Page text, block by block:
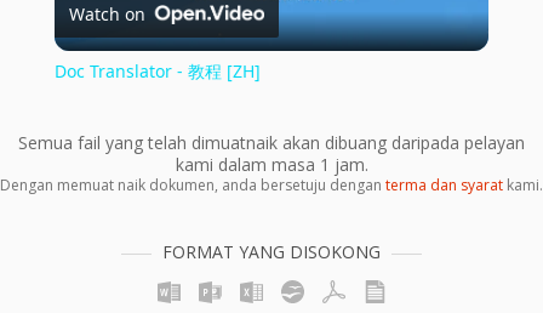
Video
Watch on
Doc Translator - 教程 [ZH]
Semua fail yang telah dimuatnaik akan dibuang daripada pelayan
kami dalam masa 1 jam.
Dengan memuat naik dokumen, anda bersetuju dengan terma dan syarat kami.
FORMAT YANG DISOKONG